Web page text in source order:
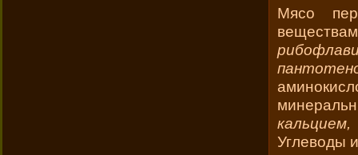
Мясо
Углеводы